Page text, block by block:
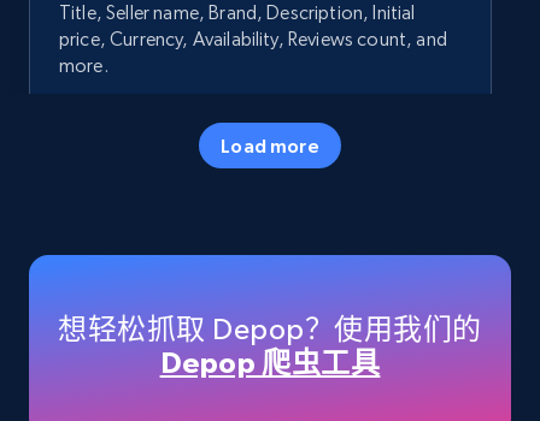
Title, Seller name, Brand, Description, Initial
price, Currency, Availability, Reviews count, and
more.
5.7K+
Title, Seller name, Brand, Description, Initial
price, Currency, Availability, Reviews count, and
Load more
想轻松抓取 Depop？使用我们的
Depop 爬虫工具